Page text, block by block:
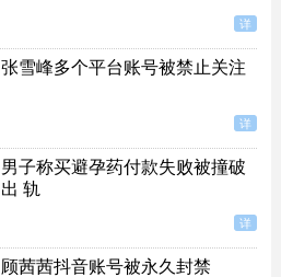
详
张雪峰多个平台账号被禁止关注
详
男子称买避孕药付款失败被撞破
出 轨
详
顾茜茜抖音账号被永久封禁